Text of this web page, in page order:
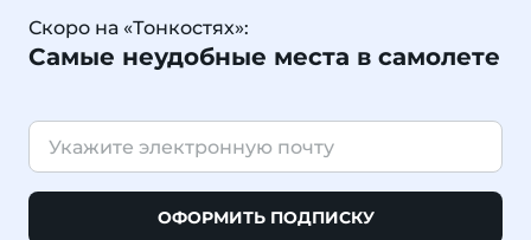
Скоро на «Тонкостях»:
Самые неудобные места в самолете
ОФОРМИТЬ ПОДПИСКУ